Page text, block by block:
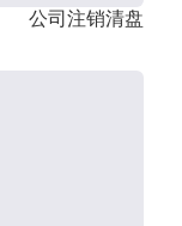
公司注销清盘